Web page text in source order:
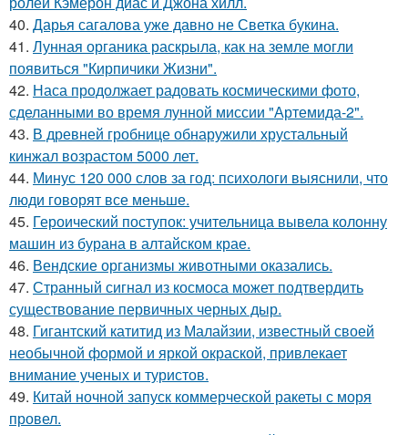
40. Дарья сагалова уже давно не Светка букина.
41. Лунная органика раскрыла, как на земле могли
появиться "Кирпичики Жизни".
42. Наса продолжает радовать космическими фото,
сделанными во время лунной миссии "Артемида-2".
43. В древней гробнице обнаружили хрустальный
кинжал возрастом 5000 лет.
44. Минус 120 000 слов за год: психологи выяснили, что
люди говорят все меньше.
45. Героический поступок: учительница вывела колонну
машин из бурана в алтайском крае.
46. Вендские организмы животными оказались.
47. Странный сигнал из космоса может подтвердить
существование первичных черных дыр.
48. Гигантский катитид из Малайзии, известный своей
необычной формой и яркой окраской, привлекает
внимание ученых и туристов.
49. Китай ночной запуск коммерческой ракеты с моря
провел.